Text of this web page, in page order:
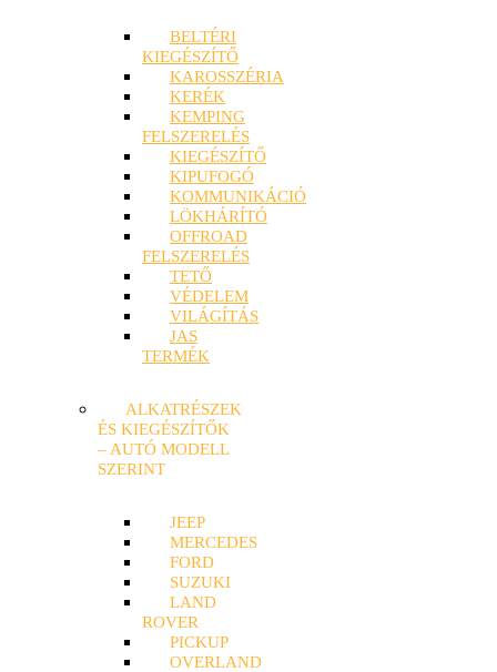
BELTÉRI
KIEGÉSZÍTŐ
KAROSSZÉRIA
KERÉK
KEMPING
FELSZERELÉS
KIEGÉSZÍTŐ
KIPUFOGÓ
KOMMUNIKÁCIÓ
LÖKHÁRÍTÓ
OFFROAD
FELSZERELÉS
TETŐ
VÉDELEM
VILÁGÍTÁS
JAS
TERMÉK
ALKATRÉSZEK
ÉS KIEGÉSZÍTŐK
– AUTÓ MODELL
SZERINT
JEEP
MERCEDES
FORD
SUZUKI
LAND
ROVER
PICKUP
OVERLAND